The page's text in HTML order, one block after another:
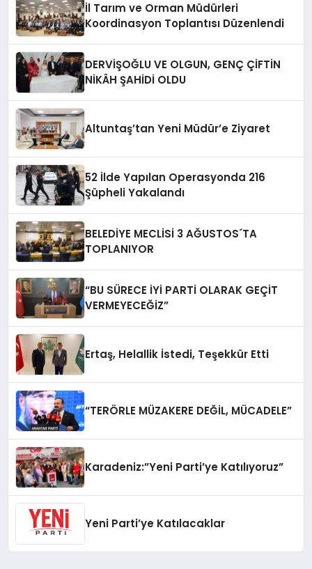
İl Tarım ve Orman Müdürleri
Koordinasyon Toplantısı Düzenlendi
DERVİŞOĞLU VE OLGUN, GENÇ ÇİFTİN
NİKÂH ŞAHİDİ OLDU
Altuntaş’tan Yeni Müdür’e Ziyaret
52 İlde Yapılan Operasyonda 216
Şüpheli Yakalandı
BELEDİYE MECLİSİ 3 AĞUSTOS´TA
TOPLANIYOR
“BU SÜRECE İYİ PARTİ OLARAK GEÇİT
VERMEYECEĞİZ”
Ertaş, Helallik İstedi, Teşekkür Etti
“TERÖRLE MÜZAKERE DEĞİL, MÜCADELE”
Karadeniz:”Yeni Parti’ye Katılıyoruz”
Yeni Parti’ye Katılacaklar